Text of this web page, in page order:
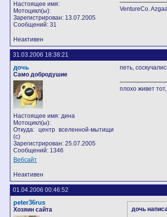
Настоящее имя:
Мотоцикл(ы):
Зарегистрирован: 13.07.2005
Сообщений: 31
VentureCo.
Неактивен
31.03.2006 18:38:21
дочь
Само добродушие
Настоящее имя: дина
Мотоцикл(ы):
Откуда: центр вселенной-мытищи
(с)
Зарегистрирован: 25.07.2005
Сообщений: 1346
Вебсайт
петь,
плохо живет
Неактивен
01.04.2006 00:46:52
peter36rus
Хозяин сайта
дочь